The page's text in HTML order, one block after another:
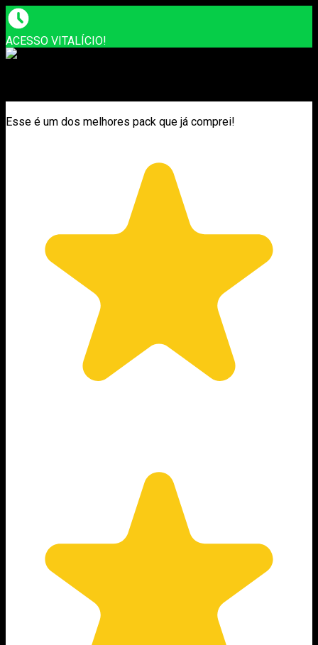
ACESSO VITALÍCIO!
Esse é um dos melhores pack que já comprei!